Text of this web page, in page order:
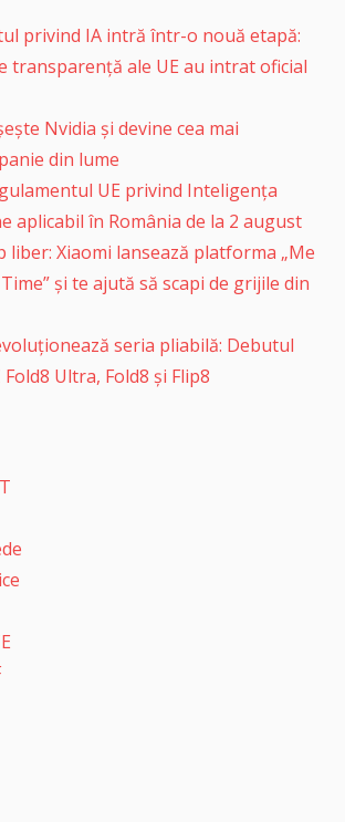
privind IA intră într-o nouă etapă:
transparență ale UE au intrat oficial
Nvidia și devine cea mai
din lume
UE privind Inteligența
aplicabil în România de la 2 august
liber: Xiaomi lansează platforma „Me
și te ajută să scapi de grijile din
seria pliabilă: Debutul
Ultra, Fold8 și Flip8